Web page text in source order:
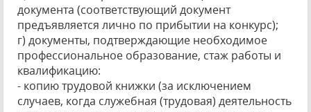
документа (соответствующий документ
предъявляется лично по прибытии на конкурс);
г) документы, подтверждающие необходимое
профессиональное образование, стаж работы и
квалификацию:
- копию трудовой книжки (за исключением
случаев, когда служебная (трудовая) деятельность